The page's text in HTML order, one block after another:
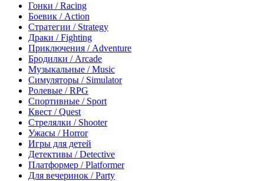
Гонки / Racing
Боевик / Action
Стратегии / Strategy
Драки / Fighting
Приключения / Adventure
Бродилки / Arcade
Музыкальные / Music
Симуляторы / Simulator
Ролевые / RPG
Спортивные / Sport
Квест / Quest
Стрелялки / Shooter
Ужасы / Horror
Игры для детей
Детективы / Detective
Платформер / Platformer
Для вечеринок / Party